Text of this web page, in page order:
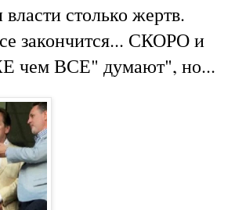
столько жертв.
закончится... СКОРО и
чем ВСЕ" думают", но...